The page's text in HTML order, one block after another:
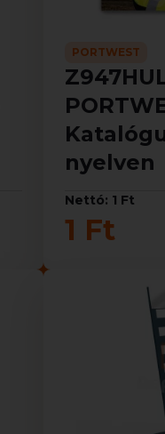
PORTWEST
nyelven
Nettó: 1 Ft
1 Ft